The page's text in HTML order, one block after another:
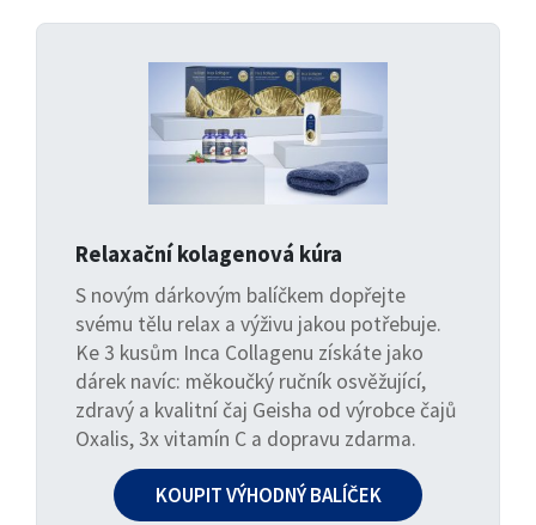
Relaxační kolagenová kúra
S novým dárkovým balíčkem dopřejte
svému tělu relax a výživu jakou potřebuje.
Ke 3 kusům Inca Collagenu získáte jako
dárek navíc: měkoučký ručník osvěžující,
zdravý a kvalitní čaj Geisha od výrobce čajů
Oxalis, 3x vitamín C a dopravu zdarma.
KOUPIT VÝHODNÝ BALÍČEK